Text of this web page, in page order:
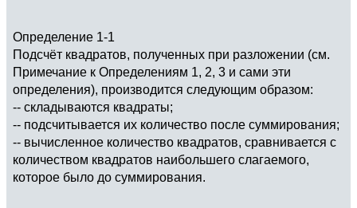
Определение 1-1
Подсчёт квадратов, полученных при разложении (см.
Примечание к Определениям 1, 2, 3 и сами эти
определения), производится следующим образом:
-- складываются квадраты;
-- подсчитывается их количество после суммирования;
-- вычисленное количество квадратов, сравнивается с
количеством квадратов наибольшего слагаемого,
которое было до суммирования.